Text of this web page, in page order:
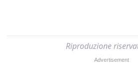
Riproduzione